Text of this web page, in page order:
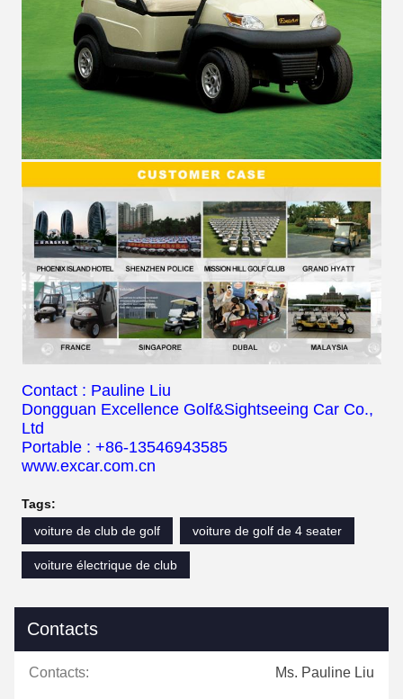
Contact : Pauline Liu
Dongguan Excellence Golf&Sightseeing Car Co.,
Ltd
Portable : +86-13546943585
www.excar.com.cn
Tags:
voiture de club de golf
voiture de golf de 4 seater
voiture électrique de club
Contacts
Contacts: Ms. Pauline Liu